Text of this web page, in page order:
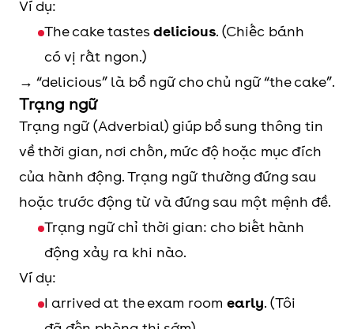
Ví dụ:
The cake tastes delicious. (Chiếc bánh
có vị rất ngon.)
→ “delicious” là bổ ngữ cho chủ ngữ “the cake”.
Trạng ngữ
Trạng ngữ (Adverbial) giúp bổ sung thông tin
về thời gian, nơi chốn, mức độ hoặc mục đích
của hành động. Trạng ngữ thường đứng sau
hoặc trước động từ và đứng sau một mệnh đề.
Trạng ngữ chỉ thời gian: cho biết hành
động xảy ra khi nào.
Ví dụ:
I arrived at the exam room early. (Tôi